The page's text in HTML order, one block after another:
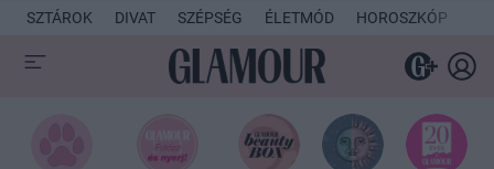
SZTÁROK DIVAT SZÉPSÉG ÉLETMÓD HOROSZKÓP